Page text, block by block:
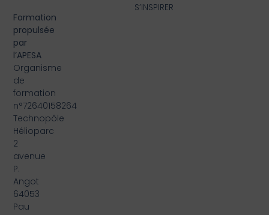
Formation
propulsée
par
l’APESA
Organisme
de
formation
n°72640158264
Technopôle
Hélioparc
2
avenue
P.
Angot
64053
Pau
S’INSPIRER